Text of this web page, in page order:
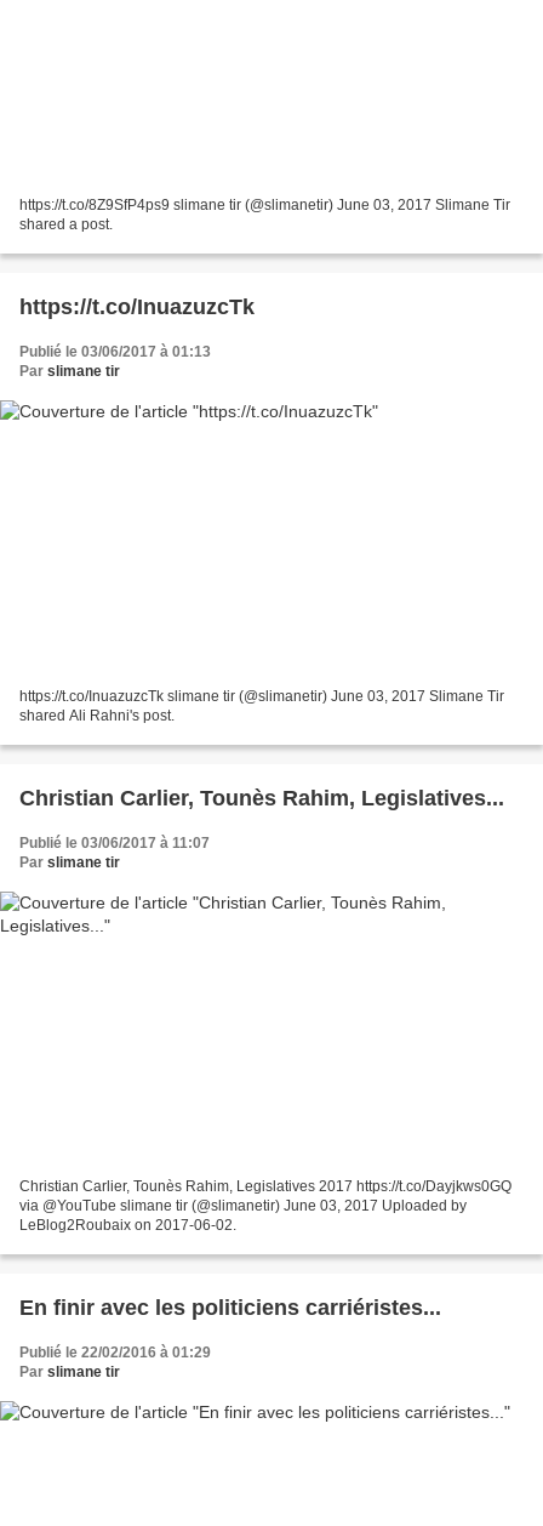
https://t.co/8Z9SfP4ps9 slimane tir (@slimanetir) June 03, 2017 Slimane Tir
shared a post.
https://t.co/InuazuzcTk
Publié le 03/06/2017 à 01:13
Par slimane tir
https://t.co/InuazuzcTk slimane tir (@slimanetir) June 03, 2017 Slimane Tir
shared Ali Rahni's post.
Christian Carlier, Tounès Rahim, Legislatives...
Publié le 03/06/2017 à 11:07
Par slimane tir
Christian Carlier, Tounès Rahim, Legislatives 2017 https://t.co/Dayjkws0GQ
via @YouTube slimane tir (@slimanetir) June 03, 2017 Uploaded by
LeBlog2Roubaix on 2017-06-02.
En finir avec les politiciens carriéristes...
Publié le 22/02/2016 à 01:29
Par slimane tir